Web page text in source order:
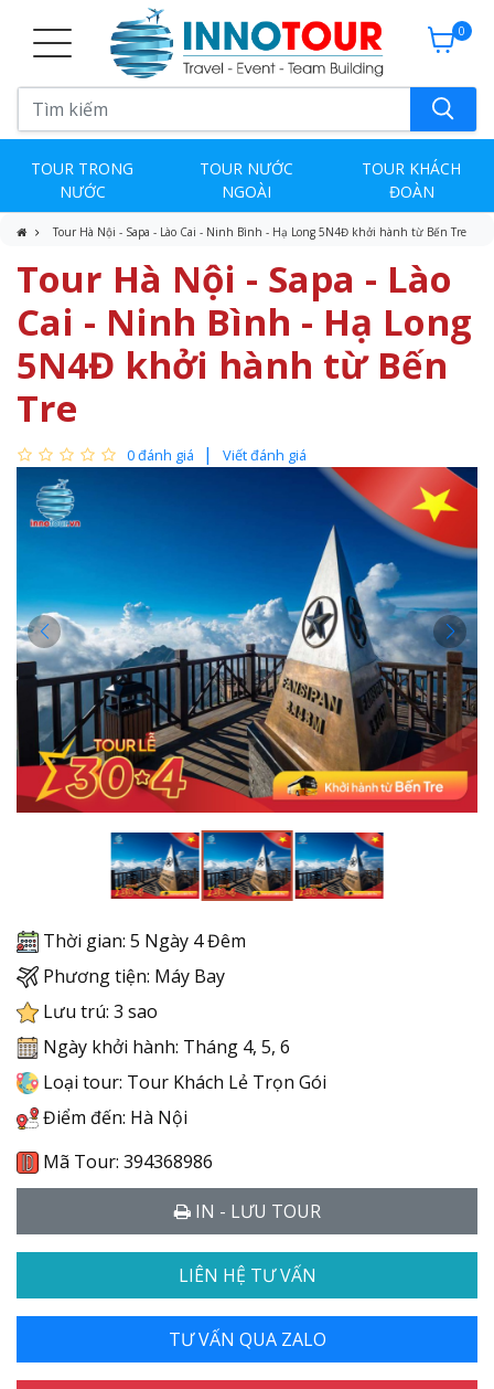
0
TOUR TRONG
NƯỚC
TOUR NƯỚC
NGOÀI
TOUR KHÁCH
ĐOÀN
Tour Hà Nội - Sapa - Lào Cai - Ninh Bình - Hạ Long 5N4Đ khởi hành từ Bến Tre
Tour Hà Nội - Sapa - Lào
Cai - Ninh Bình - Hạ Long
5N4Đ khởi hành từ Bến
Tre
0 đánh giá Viết đánh giá
Thời gian: 5 Ngày 4 Đêm
Phương tiện: Máy Bay
Lưu trú: 3 sao
Ngày khởi hành: Tháng 4, 5, 6
Loại tour: Tour Khách Lẻ Trọn Gói
Điểm đến: Hà Nội
Mã Tour: 394368986
IN - LƯU TOUR
LIÊN HỆ TƯ VẤN
TƯ VẤN QUA ZALO